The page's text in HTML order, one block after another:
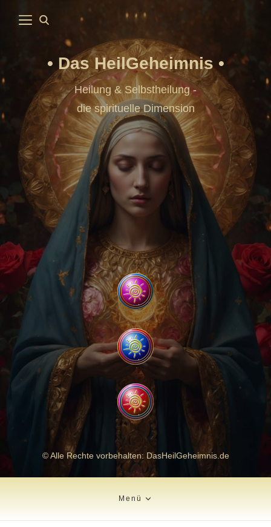
Das HeilGeheimnis
Heilung & Selbstheilung -
die spirituelle Dimension
© Alle Rechte vorbehalten: DasHeilGeheimnis.de
Menü